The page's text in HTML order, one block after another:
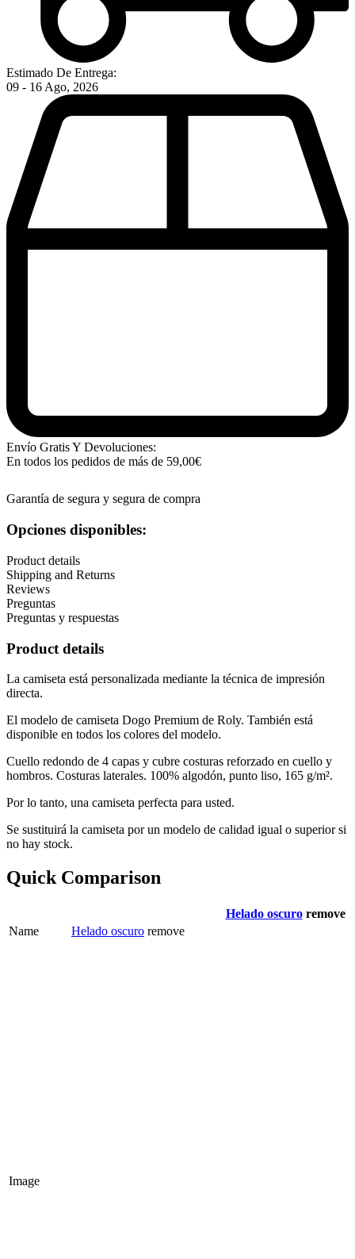
Estimado De Entrega:
09 - 16 Ago, 2026
Envío Gratis Y Devoluciones:
En todos los pedidos de más de 59,00€
Garantía de segura y segura de compra
Opciones disponibles:
Product details
Shipping and Returns
Reviews
Preguntas
Preguntas y respuestas
Product details
La camiseta está personalizada mediante la técnica de impresión
directa.
El modelo de camiseta Dogo Premium de Roly. También está
disponible en todos los colores del modelo.
Cuello redondo de 4 capas y cubre costuras reforzado en cuello y
hombros. Costuras laterales. 100% algodón, punto liso, 165 g/m².
Por lo tanto, una camiseta perfecta para usted.
Se sustituirá la camiseta por un modelo de calidad igual o superior si
no hay stock.
Quick Comparison
Helado oscuro remove
Name
Helado oscuro remove
Image